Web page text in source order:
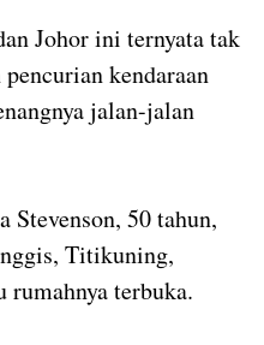
Johor ini ternyata tak
kendaraan
jalan-jalan
50 tahun,
Titikuning,
rumahnya terbuka.